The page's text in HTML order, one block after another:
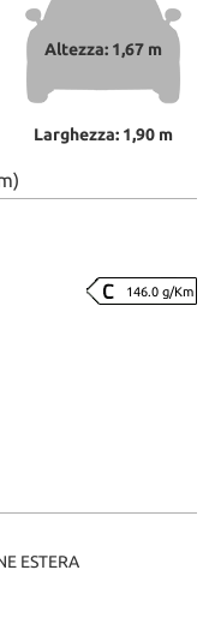
Altezza: 1,67 m
Larghezza: 1,90 m
146.0 g/Km
ESTERA